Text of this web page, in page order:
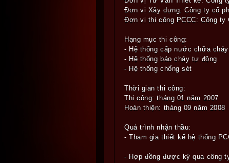
Đơn vị Xây dựng: Công ty cổ
Đơn vị thi công PCCC: Công ty
Hạng mục thi công:
- Hệ thống cấp nước chữa cháy
- Hệ thống báo cháy tự động
- Hệ thống chống sét
Thời gian thi công:
Thi công: tháng 01 năm 2007
Hoàn thiện: tháng 09 năm 2008
Quá trình nhận thầu:
- Tham gia thiết kế hệ thống
- Hợp đồng được ký qua công